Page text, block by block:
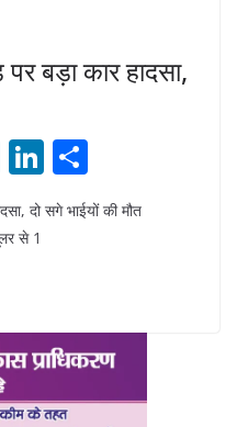
बड़ा कार हादसा,
T
e
gr
m
Li
n
k
n
h
ar
दो सगे भाईयों की मौत
से 1